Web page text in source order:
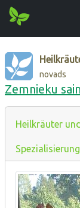
novads
Zemnieku
Heilkräuter
Spezialisierung